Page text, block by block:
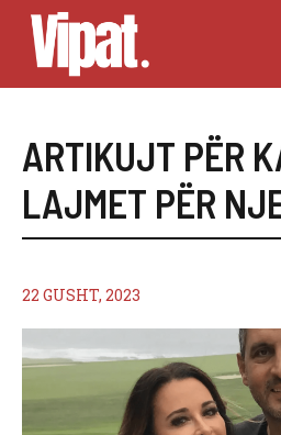
Skip
content
ARTIKUJT PËR
LAJMET PËR
22 GUSHT, 2023